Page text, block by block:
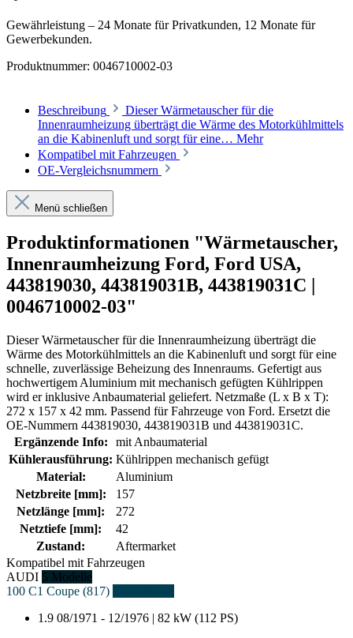
Gewährleistung – 24 Monate für Privatkunden, 12 Monate für
Gewerbekunden.
Produktnummer: 0046710002-03
Beschreibung
Dieser Wärmetauscher für die
Innenraumheizung überträgt die Wärme des Motorkühlmittels
an die Kabinenluft und sorgt für eine… Mehr
Kompatibel mit Fahrzeugen
OE-Vergleichsnummern
Menü schließen
Produktinformationen "Wärmetauscher,
Innenraumheizung Ford, Ford USA,
443819030, 443819031B, 443819031C |
0046710002-03"
Dieser Wärmetauscher für die Innenraumheizung überträgt die
Wärme des Motorkühlmittels an die Kabinenluft und sorgt für eine
schnelle, zuverlässige Beheizung des Innenraums. Gefertigt aus
hochwertigem Aluminium mit mechanisch gefügten Kühlrippen
wird er inklusive Anbaumaterial geliefert. Netzmaße (L x B x T):
272 x 157 x 42 mm. Passend für Fahrzeuge von Ford. Ersetzt die
OE-Nummern 443819030, 443819031B und 443819031C.
Ergänzende Info:
mit Anbaumaterial
Kühlerausführung: Kühlrippen mechanisch gefügt
Material:
Aluminium
Netzbreite [mm]:
157
Netzlänge [mm]:
272
Netztiefe [mm]:
42
Zustand:
Aftermarket
Kompatibel mit Fahrzeugen
AUDI 5 Modelle
100 C1 Coupe (817)
1.9 08/1971 - 12/1976 | 82 kW (112 PS)